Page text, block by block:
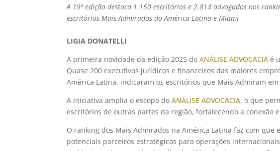
A 19ª edição destaca 1.150 escritórios e 2.814 advogados nos
escritórios Mais Admirados da América Latina e Miami
LIGIA DONATELLI
A primeira novidade da edição 2025 doANÁLISE ADVOCACIA é
Quase 200 executivos jurídicos e financeiros das maiores
América Latina, indicaram os escritórios que Mais Admiram
A iniciativa amplia o escopo doANÁLISE ADVOCACIA, o que
escritórios de outras partes da região, fortalecendo a conexão
O ranking dos Mais Admirados na América Latina faz com
potenciais parceiros estratégicos para operações